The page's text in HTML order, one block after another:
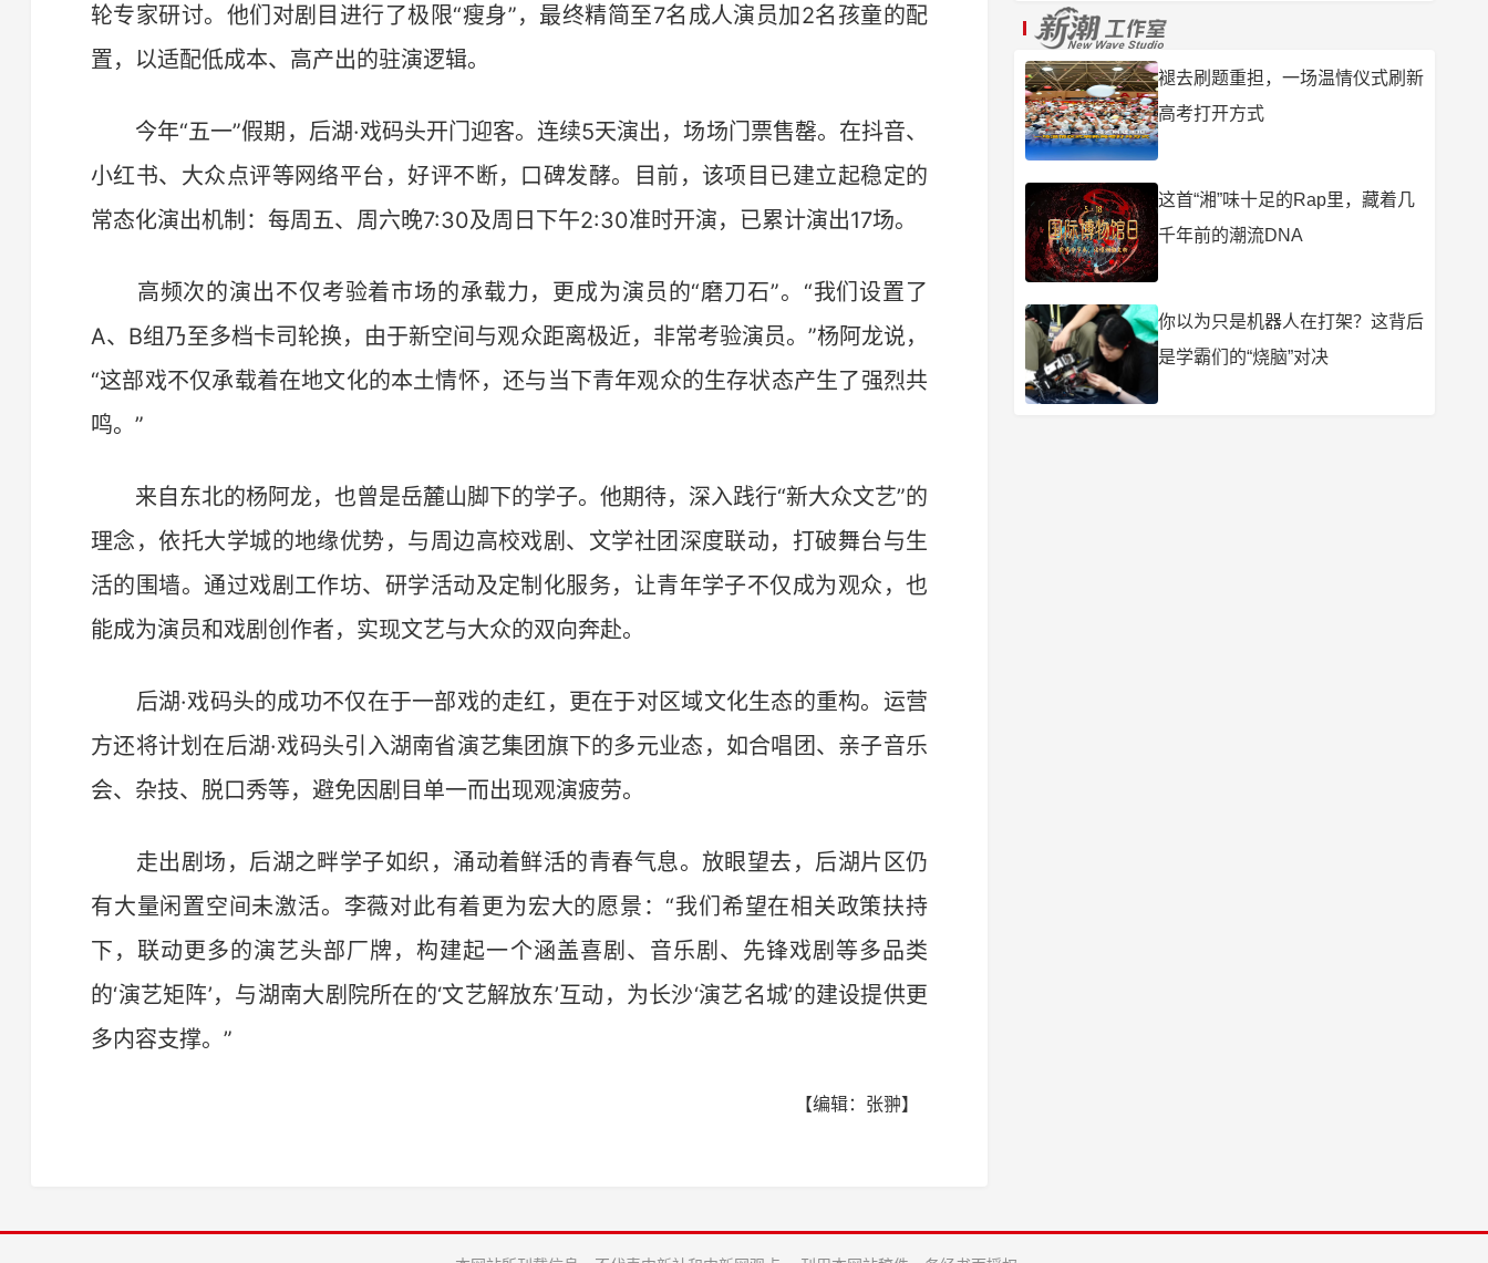
轮专家研讨。他们对剧目进行了极限“瘦身”，最终精简至7名成人演员加2名孩童的配
置，以适配低成本、高产出的驻演逻辑。
今年“五一”假期，后湖·戏码头开门迎客。连续5天演出，场场门票售罄。在抖音、
小红书、大众点评等网络平台，好评不断，口碑发酵。目前，该项目已建立起稳定的
常态化演出机制：每周五、周六晚7:30及周日下午2:30准时开演，已累计演出17场。
高频次的演出不仅考验着市场的承载力，更成为演员的“磨刀石”。“我们设置了
A、B组乃至多档卡司轮换，由于新空间与观众距离极近，非常考验演员。”杨阿龙说，
“这部戏不仅承载着在地文化的本土情怀，还与当下青年观众的生存状态产生了强烈共
鸣。”
来自东北的杨阿龙，也曾是岳麓山脚下的学子。他期待，深入践行“新大众文艺”的
理念，依托大学城的地缘优势，与周边高校戏剧、文学社团深度联动，打破舞台与生
活的围墙。通过戏剧工作坊、研学活动及定制化服务，让青年学子不仅成为观众，也
能成为演员和戏剧创作者，实现文艺与大众的双向奔赴。
后湖·戏码头的成功不仅在于一部戏的走红，更在于对区域文化生态的重构。运营
方还将计划在后湖·戏码头引入湖南省演艺集团旗下的多元业态，如合唱团、亲子音乐
会、杂技、脱口秀等，避免因剧目单一而出现观演疲劳。
走出剧场，后湖之畔学子如织，涌动着鲜活的青春气息。放眼望去，后湖片区仍
有大量闲置空间未激活。李薇对此有着更为宏大的愿景：“我们希望在相关政策扶持
下，联动更多的演艺头部厂牌，构建起一个涵盖喜剧、音乐剧、先锋戏剧等多品类
的‘演艺矩阵’，与湖南大剧院所在的‘文艺解放东’互动，为长沙‘演艺名城’的建设提供更
多内容支撑。”
【编辑：张翀】
褪去刷题重担，一场温情仪式刷新
高考打开方式
这首“湘”味十足的Rap里，藏着几
千年前的潮流DNA
你以为只是机器人在打架？这背后
是学霸们的“烧脑”对决